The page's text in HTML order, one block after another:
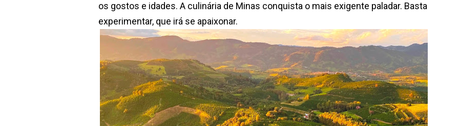
os gostos e idades. A culinária de Minas conquista o mais exigente paladar. Basta
experimentar, que irá se apaixonar.